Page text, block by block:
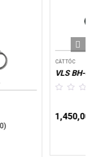
BH-603